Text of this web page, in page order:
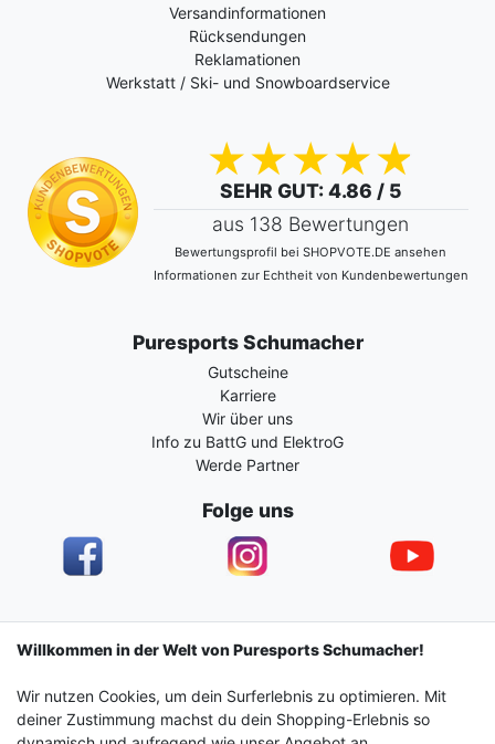
Versandinformationen
Rücksendungen
Reklamationen
Werkstatt / Ski- und Snowboardservice
SEHR GUT: 4.86 / 5
aus 138 Bewertungen
Bewertungsprofil bei SHOPVOTE.DE ansehen
Informationen zur Echtheit von Kundenbewertungen
Puresports Schumacher
Gutscheine
Karriere
Wir über uns
Info zu BattG und ElektroG
Werde Partner
Folge uns
Impressum Daten­schutz­erklärung AGB
Barrierefreiheitserklärung Widerrufs­recht
Willkommen in der Welt von Puresports Schumacher!
Wir nutzen Cookies, um dein Surferlebnis zu optimieren. Mit
deiner Zustimmung machst du dein Shopping-Erlebnis so